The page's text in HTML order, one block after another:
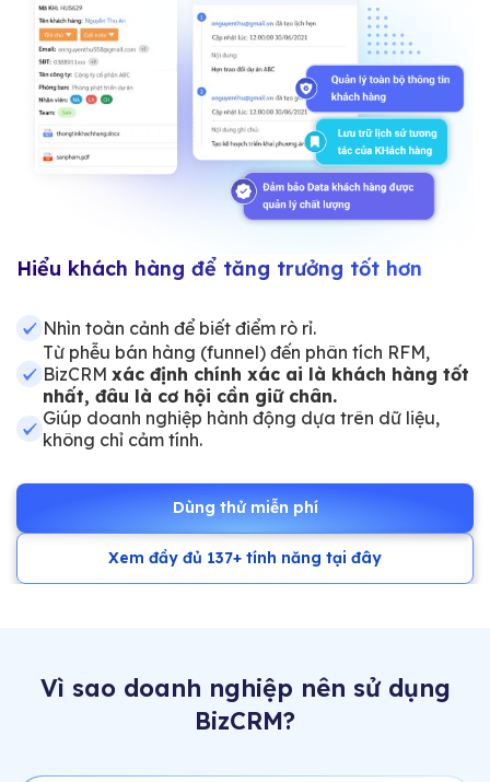
Hiểu khách hàng để tăng trưởng tốt hơn
Nhìn toàn cảnh để biết điểm rò rỉ.
Từ phễu bán hàng (funnel) đến phân tích RFM,
BizCRM xác định chính xác ai là khách hàng tốt
nhất, đâu là cơ hội cần giữ chân.
Giúp doanh nghiệp hành động dựa trên dữ liệu,
không chỉ cảm tính.
Dùng thử miễn phí
Xem đầy đủ 137+ tính năng tại đây
Vì sao doanh nghiệp nên sử dụng
BizCRM?